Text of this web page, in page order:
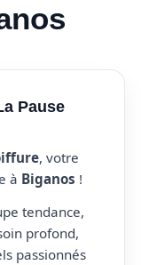
Pause
, votre
à Biganos !
tendance,
profond,
passionnés